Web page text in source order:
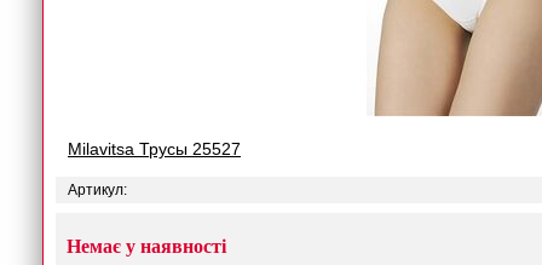
Milavitsa Трусы 25527
Артикул:
Немає у наявності